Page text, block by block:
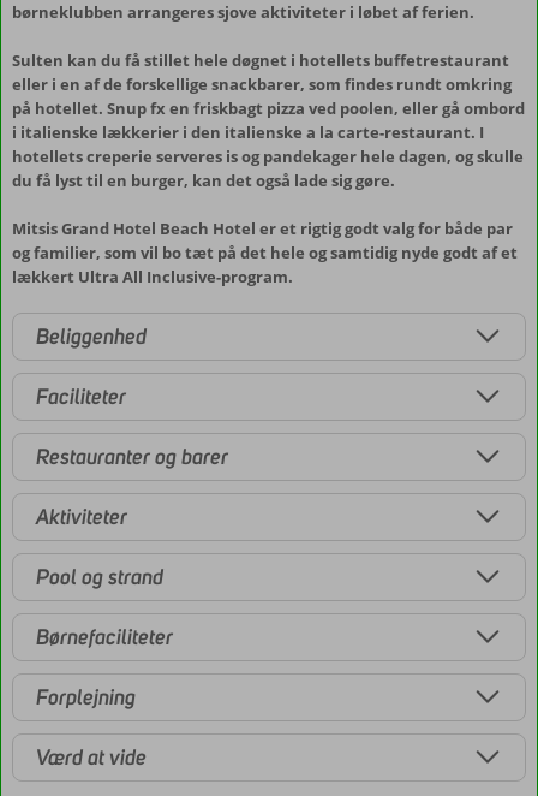
børneklubben arrangeres sjove aktiviteter i løbet af ferien.
Sulten kan du få stillet hele døgnet i hotellets buffetrestaurant
eller i en af de forskellige snackbarer, som findes rundt omkring
på hotellet. Snup fx en friskbagt pizza ved poolen, eller gå ombord
i italienske lækkerier i den italienske a la carte-restaurant. I
hotellets creperie serveres is og pandekager hele dagen, og skulle
du få lyst til en burger, kan det også lade sig gøre.
Mitsis Grand Hotel Beach Hotel er et rigtig godt valg for både par
og familier, som vil bo tæt på det hele og samtidig nyde godt af et
lækkert Ultra All Inclusive-program.
Beliggenhed
Faciliteter
Restauranter og barer
Aktiviteter
Pool og strand
Børnefaciliteter
Forplejning
Værd at vide